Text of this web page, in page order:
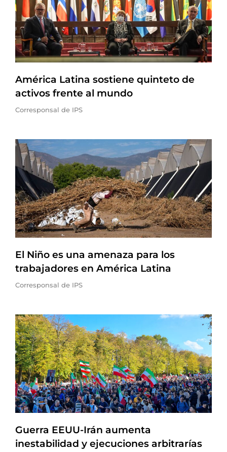
América Latina sostiene quinteto de
activos frente al mundo
Corresponsal de IPS
El Niño es una amenaza para los
trabajadores en América Latina
Corresponsal de IPS
Guerra EEUU-Irán aumenta
inestabilidad y ejecuciones arbitrarías